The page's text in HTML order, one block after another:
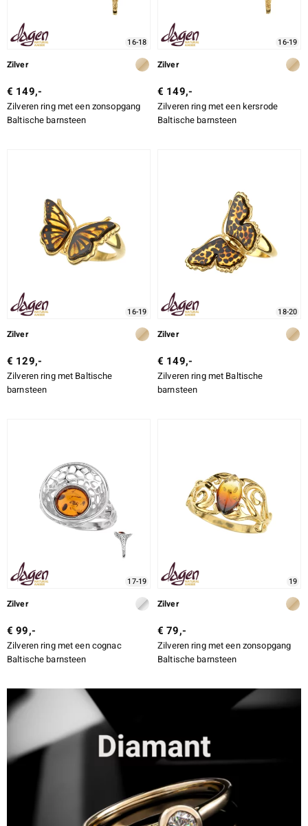
16-18
Zilver
€ 149,-
Zilveren ring met een zonsopgang
Baltische barnsteen
16-19
Zilver
€ 149,-
Zilveren ring met een kersrode
Baltische barnsteen
16-19
Zilver
€ 129,-
Zilveren ring met Baltische
barnsteen
18-20
Zilver
€ 149,-
Zilveren ring met Baltische
barnsteen
17-19
Zilver
€ 99,-
Zilveren ring met een cognac
Baltische barnsteen
19
Zilver
€ 79,-
Zilveren ring met een zonsopgang
Baltische barnsteen